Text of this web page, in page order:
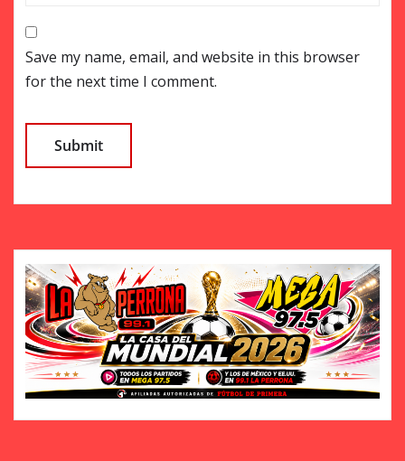
Save my name, email, and website in this browser
for the next time I comment.